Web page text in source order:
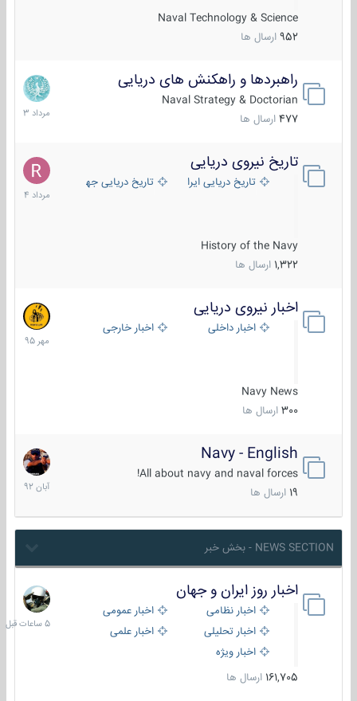
Naval Technology & Science
952 ارسال ها
راهبردها و راهکنش های دریایی
Naval Strategy & Doctorian
477 ارسال ها
2
مرداد
1403
تاریخ نیروی دریایی
تاریخ دریایی ایران تاریخ دریایی جهان
History of the Navy
1,322 ارسال ها
16
مرداد
1404
اخبار نیروی دریایی
اخبار داخلی اخبار خارجی
Navy News
300 ارسال ها
27
مهر
1395
Navy - English
All about navy and naval forces!
ارسال ها
22
آبان
1392
NEWS SECTION - بخش خبر
اخبار روز ایران و جهان
اخبار نظامی
اخبار عمومی
اخبار تحلیلی
اخبار علمی
اخبار ویژه
161,705 ارسال ها
5
ساعات
قبل